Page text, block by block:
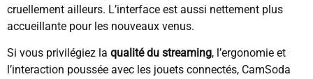
cruellement ailleurs. L’interface est aussi nettement plus
accueillante pour les nouveaux venus.
Si vous privilégiez la qualité du streaming, l’ergonomie et
l’interaction poussée avec les jouets connectés, CamSoda